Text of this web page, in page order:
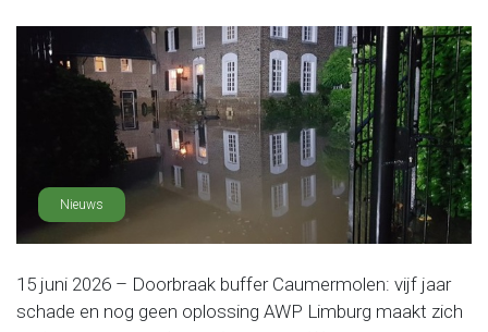
Nieuws
15 juni 2026 – Doorbraak buffer Caumermolen: vijf jaar
schade en nog geen oplossing AWP Limburg maakt zich